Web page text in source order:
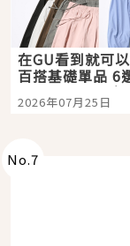
在GU看到就可
百搭基礎單品 6
眼全收也不心疼
2026年07月25日
No.7